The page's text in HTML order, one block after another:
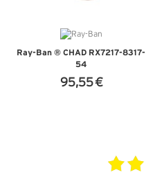
Ray-Ban ® CHAD RX7217-8317-
54
95,55 €